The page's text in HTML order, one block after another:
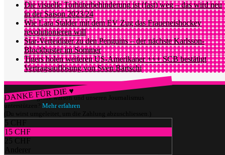
Die visuelle Torhüterbehinderung ist (fast) weg – das wird neu
in der Saison 2023/24
Wie Lara Stalder mit dem EV Zug das Fraueneishockey
revolutionieren will
Star-Verteidiger zu den Penguins – der nächste Karlsson-
Blockbuster im Sommer
Tigers holen weiteren US-Amerikaner +++ SCB bestätigt
Vertragsauflösung von Sven Bärtschi
DANKE FÜR DIE ♥
Würdest du gerne watson und unseren Journalismus
unterstützen? Mehr erfahren
(Du wirst umgeleitet, um die Zahlung abzuschliessen.)
5 CHF
15 CHF
25 CHF
Anderer